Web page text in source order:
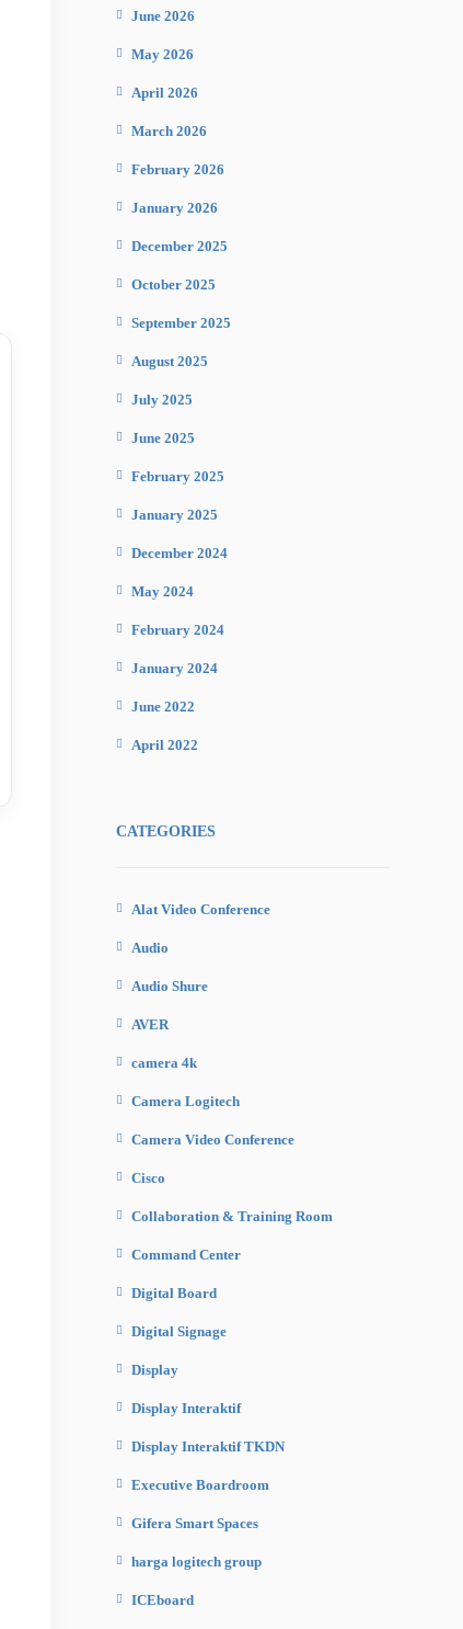
June 2026
May 2026
April 2026
March 2026
February 2026
January 2026
December 2025
October 2025
September 2025
August 2025
July 2025
June 2025
February 2025
January 2025
December 2024
May 2024
February 2024
January 2024
June 2022
April 2022
CATEGORIES
Alat Video Conference
Audio
Audio Shure
AVER
camera 4k
Camera Logitech
Camera Video Conference
Cisco
Collaboration & Training Room
Command Center
Digital Board
Digital Signage
Display
Display Interaktif
Display Interaktif TKDN
Executive Boardroom
Gifera Smart Spaces
harga logitech group
ICEboard